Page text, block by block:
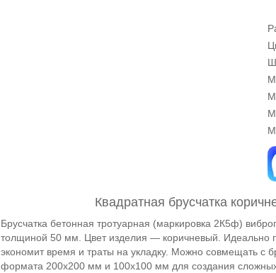
Квадратная брусчатка
Брусчатка бетонная тротуарная (маркировка 2К5ф)
толщиной 50 мм. Цвет изделия — коричневый. Идеально
экономит время и траты на укладку. Можно совмещать с
формата 200х200 мм и 100х100 мм для создания